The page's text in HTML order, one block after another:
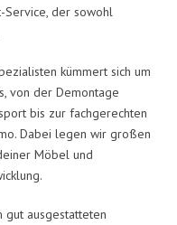
der sowohl
kümmert sich um
von der Demontage
bis zur fachgerechten
Dabei legen wir großen
Möbel und
gut ausgestatteten